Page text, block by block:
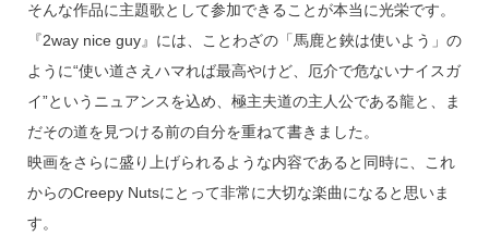
そんな作品に主題歌として参加できることが本当に光栄です。
『2way nice guy』には、ことわざの「馬鹿と鋏は使いよう」の
ように“使い道さえハマれば最高やけど、厄介で危ないナイスガ
イ”というニュアンスを込め、極主夫道の主人公である龍と、ま
だその道を見つける前の自分を重ねて書きました。
映画をさらに盛り上げられるような内容であると同時に、これ
からのCreepy Nutsにとって非常に大切な楽曲になると思いま
す。